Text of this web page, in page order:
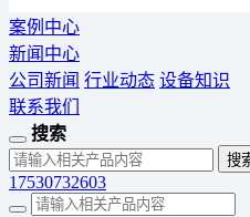
案例中心
新闻中心
公司新闻 行业动态 设备知识
联系我们
搜索
17530732603